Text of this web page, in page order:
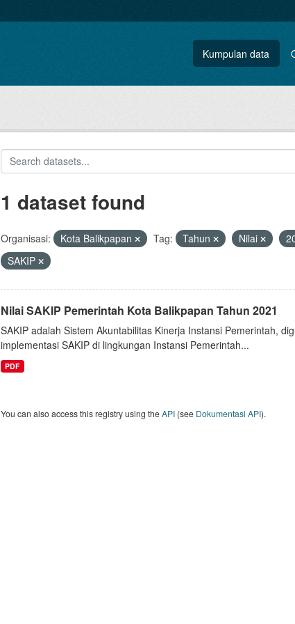
Kumpulan data
1 dataset found
Organisasi: Kota Balikpapan Tag: Tahun Nilai
SAKIP
Nilai SAKIP Pemerintah Kota Balikpapan Tahun 2021
SAKIP adalah Sistem Akuntabilitas Kinerja Instansi Pemerintah,
implementasi SAKIP di lingkungan Instansi Pemerintah...
PDF
You can also access this registry using theAPI(see Dokumentasi API).